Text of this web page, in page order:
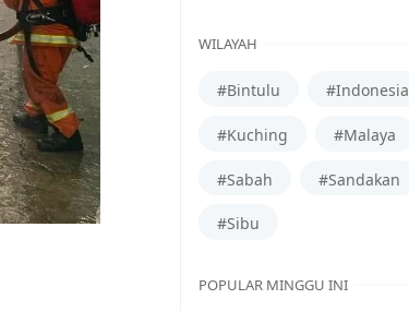
WILAYAH
#Bintulu #Indonesia
#Kuching #Malaya
#Sabah #Sandakan
#Sibu
POPULAR MINGGU INI